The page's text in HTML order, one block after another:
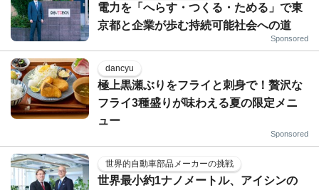
電力を「へらす・つくる・ためる」で東
京都と企業が歩む持続可能社会への道
Sponsored
dancyu
極上黒瀬ぶりをフライと刺身で！贅沢な
フライ3種盛りが味わえる夏の限定メニ
ュー
Sponsored
世界的自動車部品メーカーの挑戦
世界最小約1ナノメートル、アイシンの